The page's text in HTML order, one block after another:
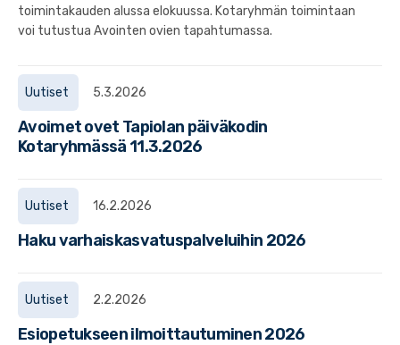
toimintakauden alussa elokuussa. Kotaryhmän toimintaan
voi tutustua Avointen ovien tapahtumassa.
Uutiset 5.3.2026
Avoimet ovet Tapiolan päiväkodin
Kotaryhmässä 11.3.2026
Uutiset 16.2.2026
Haku varhaiskasvatuspalveluihin 2026
Uutiset 2.2.2026
Esiopetukseen ilmoittautuminen 2026